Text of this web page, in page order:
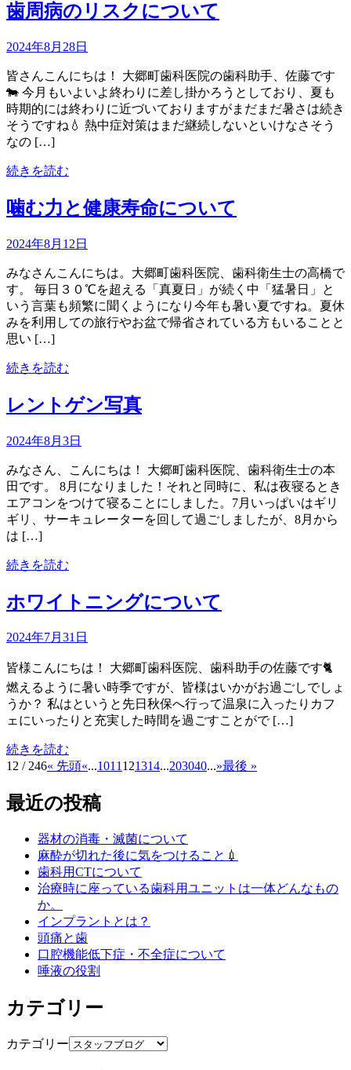
歯周病のリスクについて
2024年8月28日
皆さんこんにちは！ 大郷町歯科医院の歯科助手、佐藤です
🐄 今月もいよいよ終わりに差し掛かろうとしており、夏も
時期的には終わりに近づいておりますがまだまだ暑さは続き
そうですね💧 熱中症対策はまだ継続しないといけなさそう
なの […]
続きを読む
噛む力と健康寿命について
2024年8月12日
みなさんこんにちは。大郷町歯科医院、歯科衛生士の高橋で
す。 毎日３０℃を超える「真夏日」が続く中「猛暑日」と
いう言葉も頻繁に聞くようになり今年も暑い夏ですね。夏休
みを利用しての旅行やお盆で帰省されている方もいることと
思い […]
続きを読む
レントゲン写真
2024年8月3日
みなさん、こんにちは！ 大郷町歯科医院、歯科衛生士の本
田です。 8月になりました！それと同時に、私は夜寝るとき
エアコンをつけて寝ることにしました。7月いっぱいはギリ
ギリ、サーキュレーターを回して過ごしましたが、8月から
は […]
続きを読む
ホワイトニングについて
2024年7月31日
皆様こんにちは！ 大郷町歯科医院、歯科助手の佐藤です🐈
燃えるように暑い時季ですが、皆様はいかがお過ごしでしょ
うか？ 私はというと先日秋保へ行って温泉に入ったりカフ
ェにいったりと充実した時間を過ごすことがで […]
続きを読む
12 / 246« 先頭«...1011121314...203040...»最後 »
最近の投稿
器材の消毒・滅菌について
麻酔が切れた後に気をつけること💉
歯科用CTについて
治療時に座っている歯科用ユニットは一体どんなもの
か。
インプラントとは？
頭痛と歯
口腔機能低下症・不全症について
唾液の役割
カテゴリー
カテゴリー